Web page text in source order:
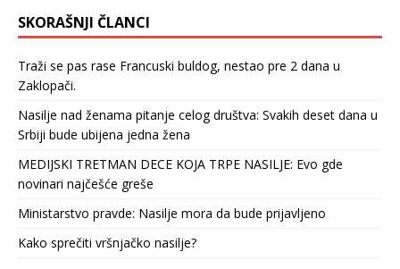
SKORAŠNJI ČLANCI
Traži se pas rase Francuski buldog, nestao pre 2 dana u
Zaklopači.
Nasilje nad ženama pitanje celog društva: Svakih deset dana u
Srbiji bude ubijena jedna žena
MEDIJSKI TRETMAN DECE KOJA TRPE NASILJE: Evo gde
novinari najčešće greše
Ministarstvo pravde: Nasilje mora da bude prijavljeno
Kako sprečiti vršnjačko nasilje?